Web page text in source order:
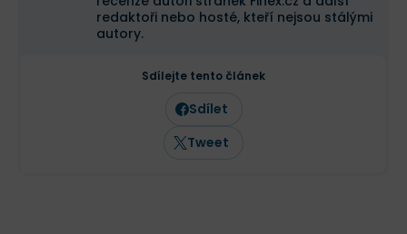
redaktoři nebo hosté, kteří nejsou stálými
autory.
Sdílejte tento článek
Sdílet
Tweet